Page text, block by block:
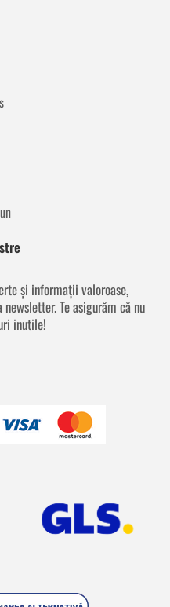
și informații valoroase,
Te asigurăm că nu
inutile!